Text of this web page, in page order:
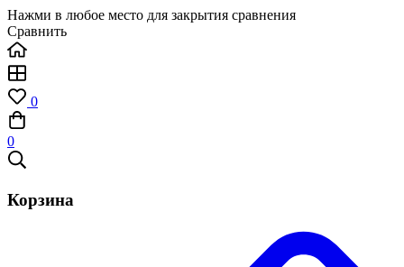
Нажми в любое место для закрытия сравнения
Сравнить
0
0
Корзина